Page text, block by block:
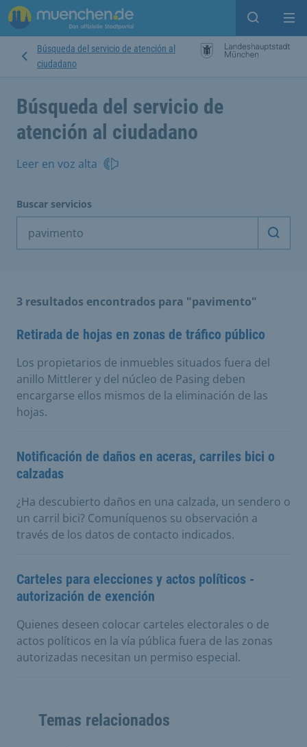
Open
Búsqueda del servicio de atención al
ciudadano
Búsqueda del servicio de
atención al ciudadano
Leer en voz alta
Buscar servicios
3 resultados encontrados para "pavimento"
Retirada de hojas en zonas de tráfico público
Los propietarios de inmuebles situados fuera del
anillo Mittlerer y del núcleo de Pasing deben
encargarse ellos mismos de la eliminación de las
hojas.
Notificación de daños en aceras, carriles bici o
calzadas
¿Ha descubierto daños en una calzada, un sendero o
un carril bici? Comuníquenos su observación a
través de los datos de contacto indicados.
Carteles para elecciones y actos políticos -
autorización de exención
Quienes deseen colocar carteles electorales o de
actos políticos en la vía pública fuera de las zonas
autorizadas necesitan un permiso especial.
Temas relacionados